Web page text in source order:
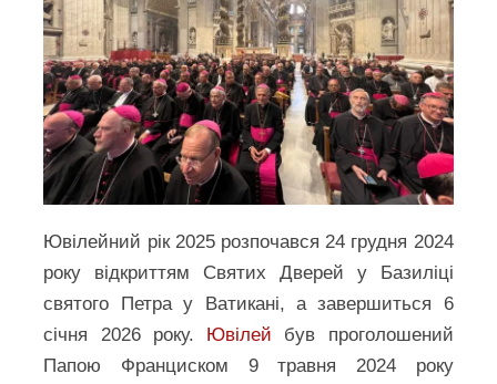
Ювілейний рік 2025 розпочався 24 грудня 2024
року відкриттям Святих Дверей у Базиліці
святого Петра у Ватикані, а завершиться 6
січня 2026 року. Ювілей був проголошений
Папою Франциском 9 травня 2024 року